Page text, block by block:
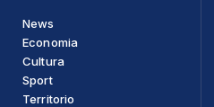
News
Economia
Cultura
Sport
Territorio